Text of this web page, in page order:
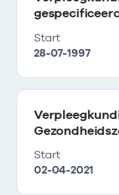
Start
28-07-1997
Start
02-04-2021